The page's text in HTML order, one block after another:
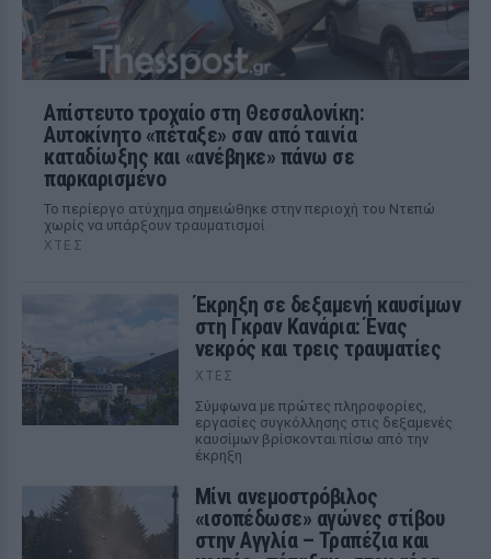
Απίστευτο τροχαίο στη Θεσσαλονίκη:
Αυτοκίνητο «πέταξε» σαν από ταινία
καταδίωξης και «ανέβηκε» πάνω σε
παρκαρισμένο
Το περίεργο ατύχημα σημειώθηκε στην περιοχή του Ντεπώ
χωρίς να υπάρξουν τραυματισμοί
ΧΤΕΣ
Έκρηξη σε δεξαμενή καυσίμων
στη Γκραν Κανάρια: Ένας
νεκρός και τρεις τραυματίες
ΧΤΕΣ
Σύμφωνα με πρώτες πληροφορίες,
εργασίες συγκόλλησης στις δεξαμενές
καυσίμων βρίσκονται πίσω από την
έκρηξη
Μίνι ανεμοστρόβιλος
«ισοπέδωσε» αγώνες στίβου
στην Αγγλία – Τραπέζια και